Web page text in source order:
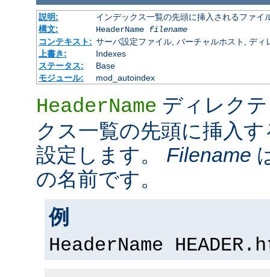
説明:
インデックス一覧の先頭に挿入されるファイ
構文:
HeaderName filename
コンテキスト: サーバ設定ファイル, バーチャルホスト, ディ
上書き:
Indexes
ステータス:
Base
モジュール:
mod_autoindex
HeaderName ディレク
クス一覧の先頭に挿入
設定します。 Filename
の名前です。
例
HeaderName